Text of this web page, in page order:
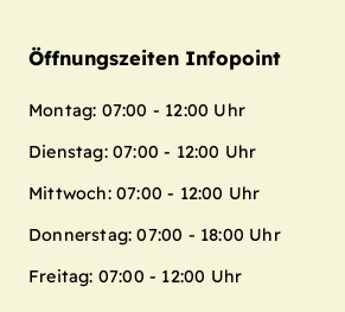
Öffnungszeiten Infopoint
Montag: 07:00 - 12:00 Uhr
Dienstag: 07:00 - 12:00 Uhr
Mittwoch: 07:00 - 12:00 Uhr
Donnerstag: 07:00 - 18:00 Uhr
Freitag: 07:00 - 12:00 Uhr